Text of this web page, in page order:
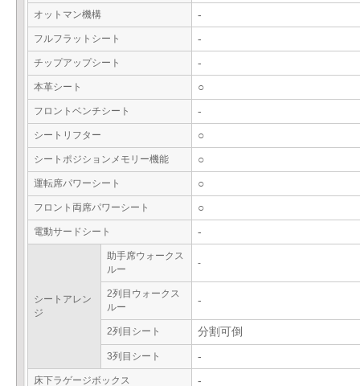
オットマン機構 -
フルフラットシート -
チップアップシート -
本革シート ○
フロントベンチシート -
シートリフター ○
シートポジションメモリー機能 ○
運転席パワーシート ○
フロント両席パワーシート ○
電動サードシート -
シートアレン
ジ
助手席ウォークス
ルー
-
2列目ウォークス
ルー
-
2列目シート 分割可倒
3列目シート -
床下ラゲージボックス -